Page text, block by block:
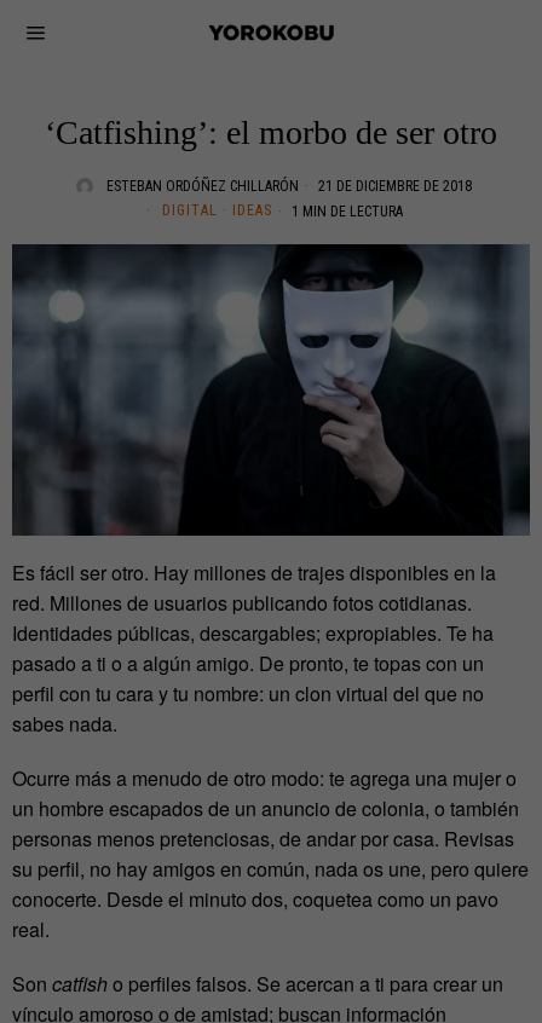
‘Catfishing’: el morbo de ser otro
ESTEBAN ORDÓÑEZ CHILLARÓN
21 DE DICIEMBRE DE 2018
DIGITAL · IDEAS 1 MIN DE LECTURA
Es fácil ser otro. Hay millones de trajes disponibles en la
red. Millones de usuarios publicando fotos cotidianas.
Identidades públicas, descargables; expropiables. Te ha
pasado a ti o a algún amigo. De pronto, te topas con un
perfil con tu cara y tu nombre: un clon virtual del que no
sabes nada.
Ocurre más a menudo de otro modo: te agrega una mujer o
un hombre escapados de un anuncio de colonia, o también
personas menos pretenciosas, de andar por casa. Revisas
su perfil, no hay amigos en común, nada os une, pero quiere
conocerte. Desde el minuto dos, coquetea como un pavo
real.
Son catfisho perfiles falsos. Se acercan a ti para crear un
vínculo amoroso o de amistad; buscan información